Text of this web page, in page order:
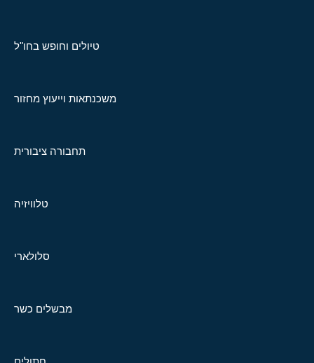
טיולים וחופש בחו"ל
משכנתאות וייעוץ מחזור
תחבורה ציבורית
טלוויזיה
סלולארי
מבשלים כשר